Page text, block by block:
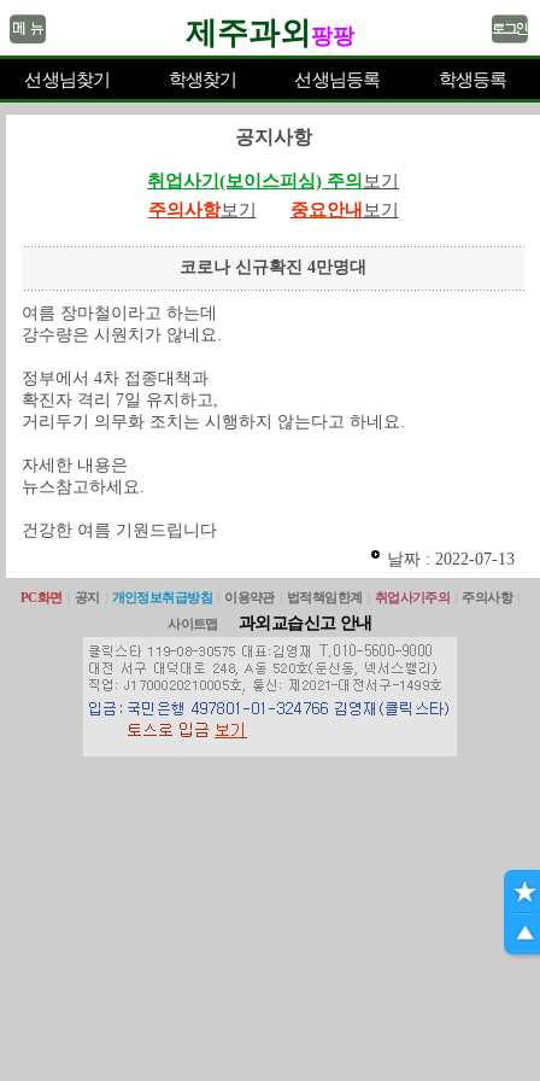
제주과외 팡팡
선생님찾기 학생찾기 선생님등록 학생등록
공지사항
취업사기(보이스피싱) 주의 보기
주의사항보기 중요안내 보기
코로나 신규확진 4만명대
여름 장마철이라고 하는데
강수량은 시원치가 않네요.
정부에서 4차 접종대책과
확진자 격리 7일 유지하고,
거리두기 의무화 조치는 시행하지 않는다고 하네요.
자세한 내용은
뉴스참고하세요.
건강한 여름 기원드립니다
날짜 : 2022-07-13
PC화면 공지 개인정보취급방침 이용약관 법적책임한계 취업사기주의 주의사항
사이트맵
과외교습신고 안내